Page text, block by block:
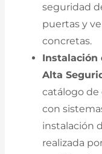
seguridad
puertas y
concretas.
Instalación
Alta
catálogo de
con
instalación
realizada